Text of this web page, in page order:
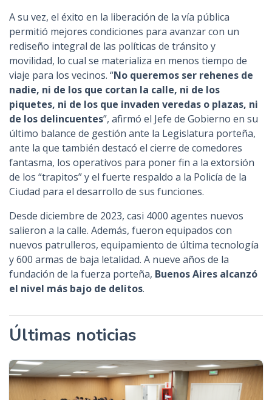
A su vez, el éxito en la liberación de la vía pública
permitió mejores condiciones para avanzar con un
rediseño integral de las políticas de tránsito y
movilidad, lo cual se materializa en menos tiempo de
viaje para los vecinos. “No queremos ser rehenes de
nadie, ni de los que cortan la calle, ni de los
piquetes, ni de los que invaden veredas o plazas, ni
de los delincuentes”, afirmó el Jefe de Gobierno en su
último balance de gestión ante la Legislatura porteña,
ante la que también destacó el cierre de comedores
fantasma, los operativos para poner fin a la extorsión
de los “trapitos” y el fuerte respaldo a la Policía de la
Ciudad para el desarrollo de sus funciones.
Desde diciembre de 2023, casi 4000 agentes nuevos
salieron a la calle. Además, fueron equipados con
nuevos patrulleros, equipamiento de última tecnología
y 600 armas de baja letalidad. A nueve años de la
fundación de la fuerza porteña, Buenos Aires alcanzó
el nivel más bajo de delitos.
Últimas noticias